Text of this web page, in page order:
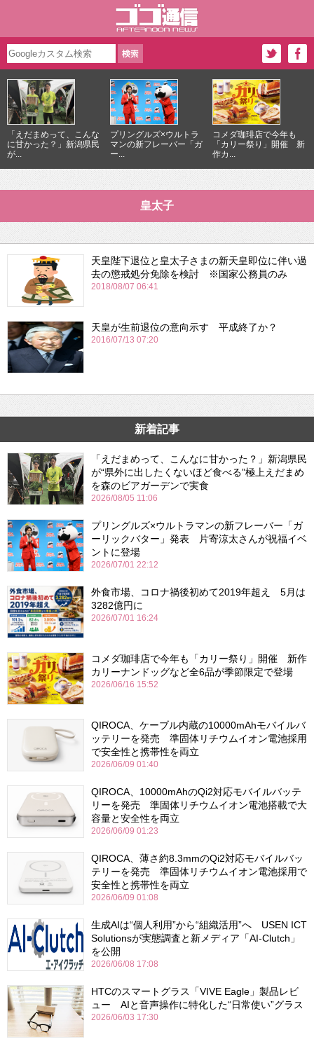
「えだまめって、こんな
に甘かった？」新潟県民
が...
プリングルズ×ウルトラ
マンの新フレーバー「ガ
ー...
コメダ珈琲店で今年も
「カリー祭り」開催 新
作カ...
皇太子
天皇陛下退位と皇太子さまの新天皇即位に伴い過
去の懲戒処分免除を検討 ※国家公務員のみ
2018/08/07 06:41
天皇が生前退位の意向示す 平成終了か？
2016/07/13 07:20
新着記事
「えだまめって、こんなに甘かった？」新潟県民
が“県外に出したくないほど食べる”極上えだまめ
を森のビアガーデンで実食
2026/08/05 11:06
プリングルズ×ウルトラマンの新フレーバー「ガ
ーリックバター」発表 片寄涼太さんが祝福イベ
ントに登場
2026/07/01 22:12
外食市場、コロナ禍後初めて2019年超え 5月は
3282億円に
2026/07/01 16:24
コメダ珈琲店で今年も「カリー祭り」開催 新作
カリーナンドッグなど全6品が季節限定で登場
2026/06/16 15:52
QIROCA、ケーブル内蔵の10000mAhモバイルバ
ッテリーを発売 準固体リチウムイオン電池採用
で安全性と携帯性を両立
2026/06/09 01:40
QIROCA、10000mAhのQi2対応モバイルバッテ
リーを発売 準固体リチウムイオン電池搭載で大
容量と安全性を両立
2026/06/09 01:23
QIROCA、薄さ約8.3mmのQi2対応モバイルバッ
テリーを発売 準固体リチウムイオン電池採用で
安全性と携帯性を両立
2026/06/09 01:08
生成AIは“個人利用”から“組織活用”へ USEN ICT
Solutionsが実態調査と新メディア「AI-Clutch」
を公開
2026/06/08 17:08
HTCのスマートグラス「VIVE Eagle」製品レビ
ュー AIと音声操作に特化した“日常使い”グラス
2026/06/03 17:30